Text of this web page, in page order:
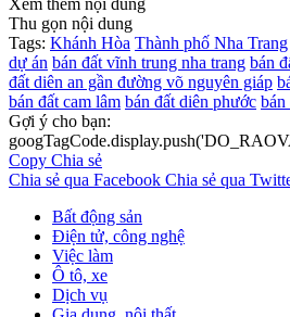
Thu gọn nội dung
Tags: Khánh Hòa Thành phố Nha Trang
dự án bán đất vĩnh trung nha trang bán
đất diên an gần đường võ nguyên giáp
bán đất cam lâm bán đất diên phước bán
Gợi ý cho bạn:
Copy Chia sẻ
Chia sẻ qua Facebook Chia sẻ qua
Bất động sản
Điện tử, công nghệ
Việc làm
Ô tô, xe
Dịch vụ